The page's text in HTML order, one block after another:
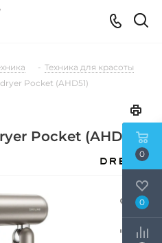
- Техника для красоты
Pocket (AHD51)
Pocket (AHD51)
0
0